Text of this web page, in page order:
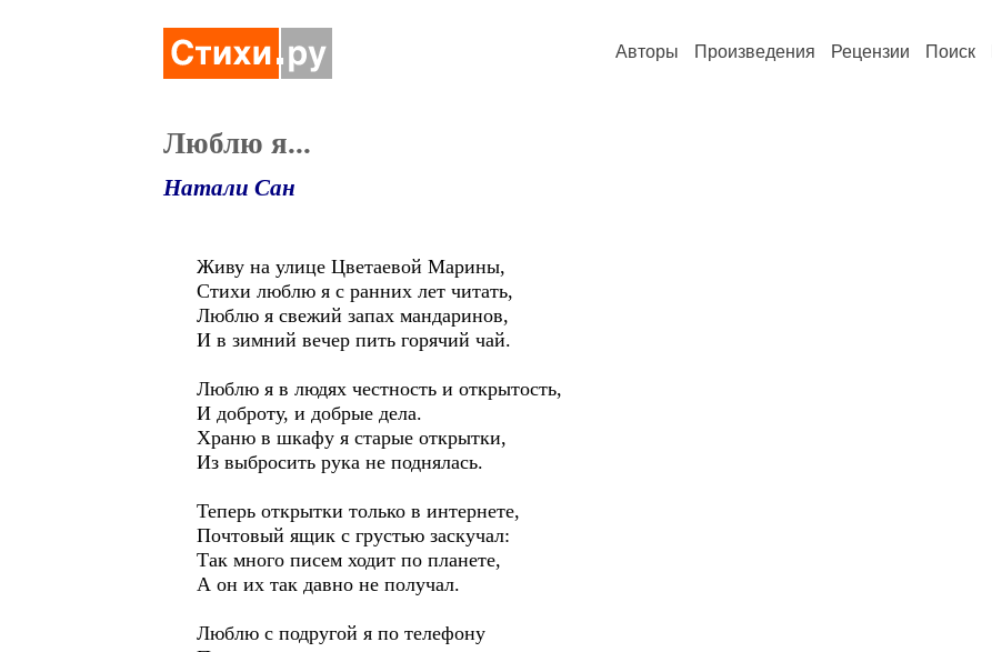
Авторы Произведения Рецензии Поиск
Люблю я...
Натали Сан
Живу на улице Цветаевой Марины,
Стихи люблю я с ранних лет читать,
Люблю я свежий запах мандаринов,
И в зимний вечер пить горячий чай.
Люблю я в людях честность и открытость,
И доброту, и добрые дела.
Храню в шкафу я старые открытки,
Из выбросить рука не поднялась.
Теперь открытки только в интернете,
Почтовый ящик с грустью заскучал:
Так много писем ходит по планете,
А он их так давно не получал.
Люблю с подругой я по телефону